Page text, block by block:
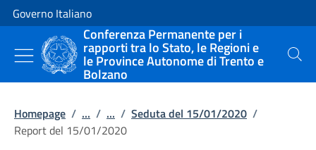
Vai al contenuto
Vai alla navigazione del sito
Governo Italiano
Conferenza Permanente per i
rapporti tra lo Stato, le Regioni e
le Province Autonome di Trento e
Bolzano
Cerca
Homepage / ... / ... / Seduta del 15/01/2020 /
Report del 15/01/2020